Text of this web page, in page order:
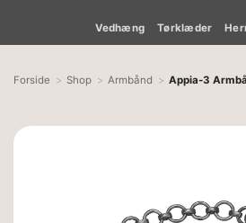
Vedhæng Tørklæder
Forside Shop Armbånd Appia-3